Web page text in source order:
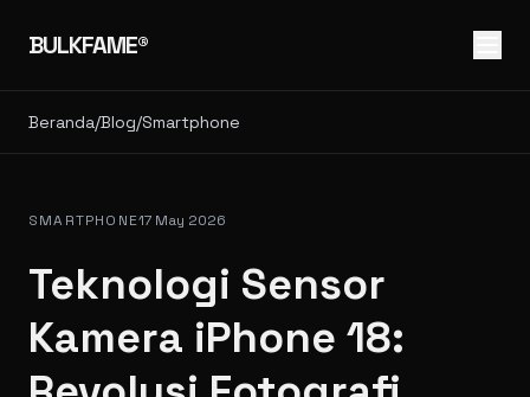
BULKFAME®
Beranda/Blog/Smartphone
SMARTPHONE17 May 2026
Teknologi Sensor
Kamera iPhone 18: